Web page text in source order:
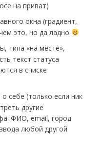
на приват)
окна (градиент,
это, но да ладно
типа «на месте»,
текст статуса
в списке
себе (только если ник
другие
ФИО, email, город
любой другой